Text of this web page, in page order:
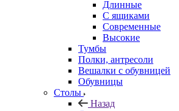
Длинные
С ящиками
Современные
Высокие
Тумбы
Полки, антресоли
Вешалки с обувницей
Обувницы
Столы
Назад